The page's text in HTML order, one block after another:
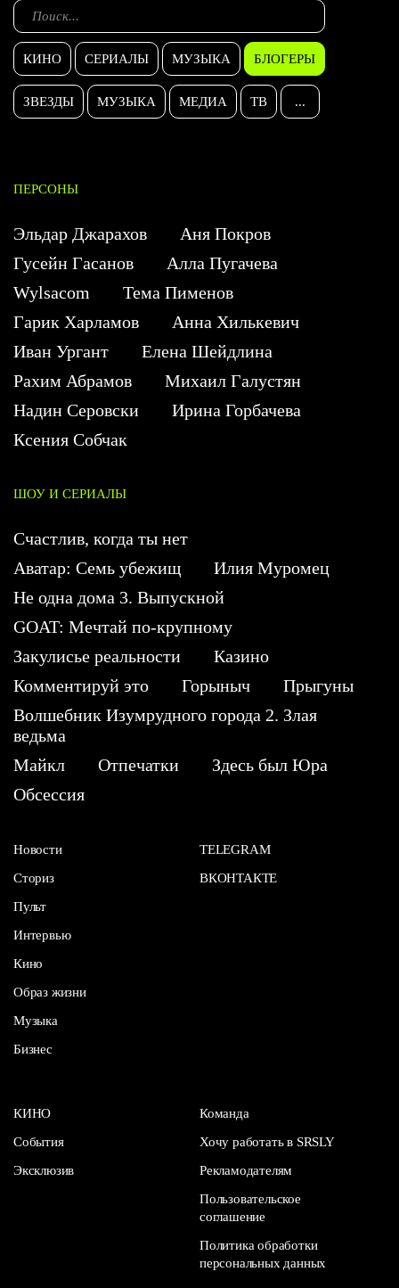
КИНО СЕРИАЛЫ МУЗЫКА БЛОГЕРЫ
ЗВЕЗДЫ МУЗЫКА МЕДИА ТВ ...
ПЕРСОНЫ
Эльдар Джарахов
Аня Покров
Гусейн Гасанов
Алла Пугачева
Wylsacom
Тема Пименов
Гарик Харламов
Анна Хилькевич
Иван Ургант
Елена Шейдлина
Рахим Абрамов
Михаил Галустян
Надин Серовски
Ирина Горбачева
Ксения Собчак
ШОУ И СЕРИАЛЫ
Счастлив, когда ты нет
Аватар: Семь убежищ
Илия Муромец
Не одна дома 3. Выпускной
GOAT: Мечтай по-крупному
Закулисье реальности
Казино
Комментируй это
Горыныч
Прыгуны
Волшебник Изумрудного города 2. Злая
ведьма
Майкл
Отпечатки
Здесь был Юра
Обсессия
Новости
Сториз
Пульт
Интервью
Кино
Образ жизни
Музыка
Бизнес
TELEGRAM
ВКОНТАКТЕ
КИНО
События
Эксклюзив
Команда
Хочу работать в SRSLY
Рекламодателям
Пользовательское
соглашение
Политика обработки
персональных данных